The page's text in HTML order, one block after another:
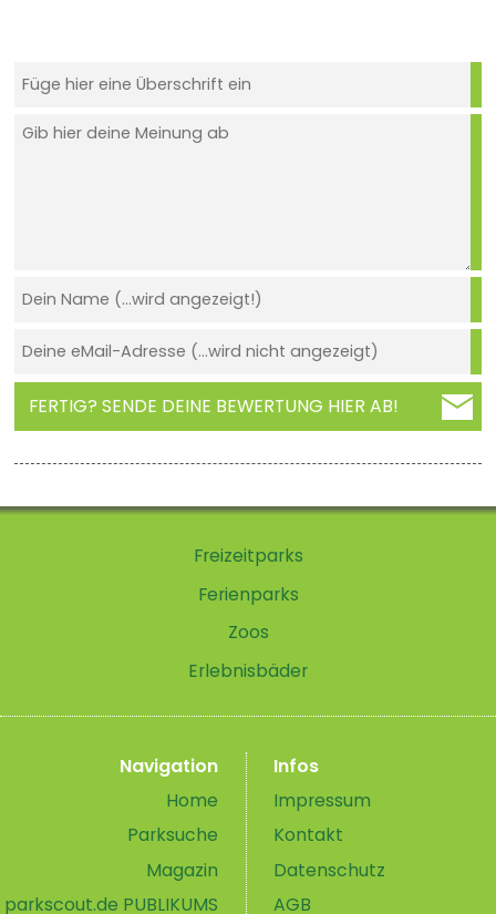
FERTIG? SENDE DEINE BEWERTUNG HIER AB!
Freizeitparks
Ferienparks
Zoos
Erlebnisbäder
Navigation
Home
Parksuche
Magazin
parkscout.de PUBLIKUMS
Infos
Impressum
Kontakt
Datenschutz
AGB